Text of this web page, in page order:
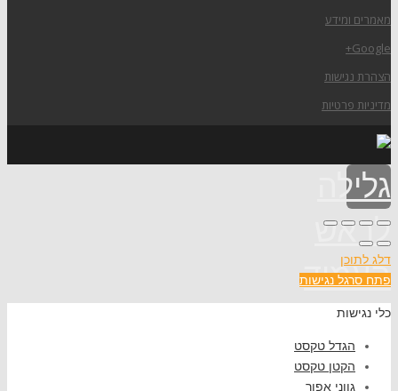
מאמרים ומידע
Google+
הצהרת נגישות
מדיניות פרטיות
גלילה
לראש
העמוד
דלג לתוכן
פתח סרגל נגישות
כלי נגישות
הגדל טקסט
הקטן טקסט
גווני אפור